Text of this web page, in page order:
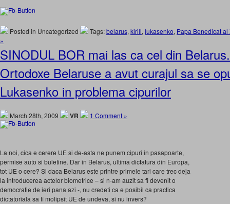
Posted in Uncategorized Tags:belarus, kirill, lukasenko, Papa Benedicat al
»
SINODUL BOR mai las ca cel din
Ortodoxe Belaruse a avut curajul sa se
Lukasenko in problema cipurilor
March 28th, 2009 VR 1 Comment »
La noi, cica e cerere UE si de-asta ne punem cipuri in pasapoarte,
permise auto si buletine. Dar in Belarus, ultima dictatura din Europa,
tot UE o cere? Si daca Belarus este printre primele tari care trec deja
la introducerea actelor biometrice – si n-am auzit sa fi devenit o
democratie de ieri pana azi -, nu credeti ca e posibil ca practica
dictatoriala sa fi molipsit UE de undeva, si nu invers?